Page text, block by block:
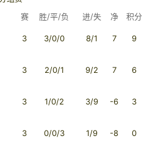
赛 胜/平/负 进/失 净 积分
3 3/0/0 8/1 7 9
3 2/0/1 9/2 7 6
3 1/0/2 3/9 -6 3
3 0/0/3 1/9 -8 0